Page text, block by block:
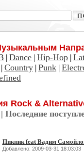
| Dance | Hip-Hop |
| Country | Punk |
Rock &
| Последние
Пикник feat Вадим
Добавлено: 2009-03-31 18:03:03